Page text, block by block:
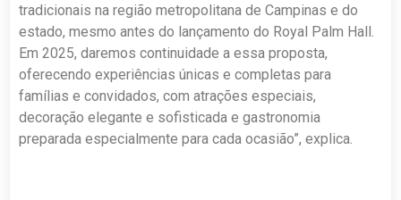
tradicionais na região metropolitana de Campinas e do
estado, mesmo antes do lançamento do Royal Palm Hall.
Em 2025, daremos continuidade a essa proposta,
oferecendo experiências únicas e completas para
famílias e convidados, com atrações especiais,
decoração elegante e sofisticada e gastronomia
preparada especialmente para cada ocasião”, explica.